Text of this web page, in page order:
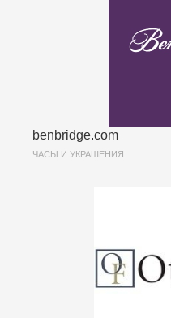
benbridge.com
ЧАСЫ И УКРАШЕНИЯ